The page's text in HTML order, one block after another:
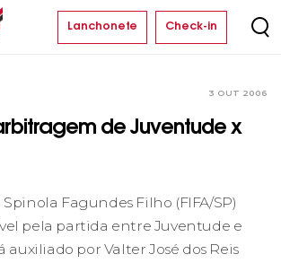
Lanchonete Check-in
3 OUT 2006
de Juventude x
Fagundes Filho (FIFA/SP)
pela partida entre Juventude e
auxiliado por Valter José dos Reis